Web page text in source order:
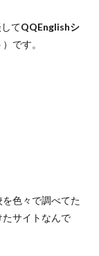
てQQEnglishシ
です。
色々で調べてた
サイトなんで